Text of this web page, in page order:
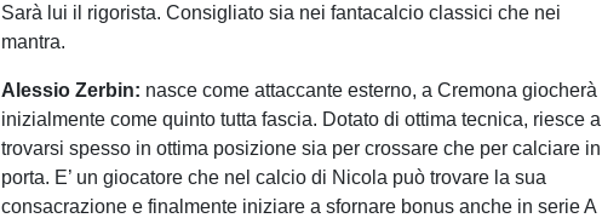
Sarà lui il rigorista. Consigliato sia nei fantacalcio classici che nei
mantra.
Alessio Zerbin: nasce come attaccante esterno, a Cremona giocherà
inizialmente come quinto tutta fascia. Dotato di ottima tecnica, riesce a
trovarsi spesso in ottima posizione sia per crossare che per calciare in
porta. E’ un giocatore che nel calcio di Nicola può trovare la sua
consacrazione e finalmente iniziare a sfornare bonus anche in serie A